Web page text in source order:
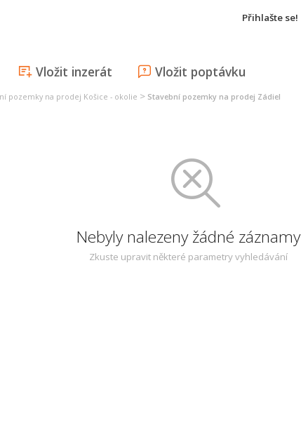
Přihlašte se!
Vložit inzerát Vložit poptávku
pozemky na prodej Košice - okolie > Stavební pozemky na prodej Zádiel
Nebyly nalezeny žádné záznamy
Zkuste upravit některé parametry vyhledávání